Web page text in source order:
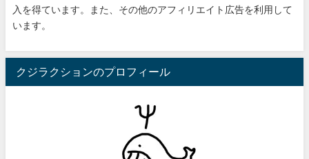
入を得ています。また、その他のアフィリエイト広告を利用して
います。
クジラクションのプロフィール